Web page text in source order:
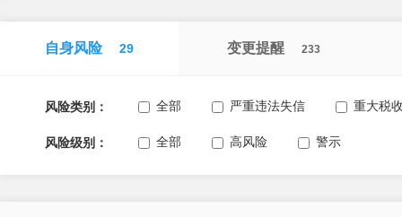
自身风险 29 变更提醒 233
风险类别： 全部 严重违法失信 重大税
风险级别： 全部 高风险 警示